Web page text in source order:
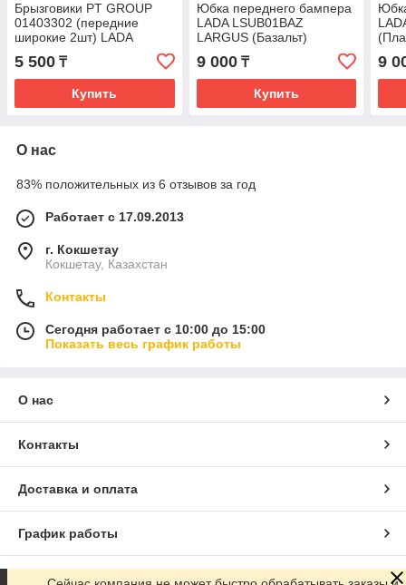
Брызговики PT GROUP
01403302 (передние
широкие 2шт) LADA
5 500 ₸
Купить
Юбка переднего бампера
LADA LSUB01BAZ
LARGUS (Базальт)
9 000₸
Купить
9
О нас
83% положительных из 6 отзывов за год
Работает с 17.09.2013
г. Кокшетау
Кокшетау, Казахстан
Контакты
Сегодня работает с 10:00 до 15:00
Показать весь график работы
О нас
Контакты
Доставка и оплата
График работы
Полная версия сайта